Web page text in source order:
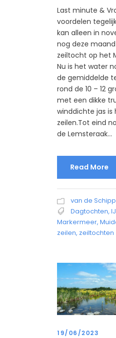
Last minute &
voordelen
kan alleen in
nog deze
zeiltocht op het
Nu is het water
de gemiddelde
rond de 10 – 12
met een dikke
winddichte jas is
zeilen.Tot eind
de Lemsteraak...
Read More
van de
Dagtochten,
Markermeer,
zeilen, zeiltochten
19/06/2023